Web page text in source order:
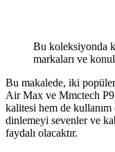
Bu koleksiyonda
markaları ve
Bu makalede, iki
Air Max ve Mmctech P9
kalitesi hem de kullanım
dinlemeyi sevenler ve
faydalı olacaktır.